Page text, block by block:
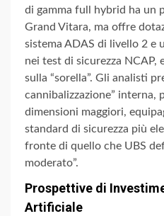
di gamma full hybrid ha un
Grand Vitara, ma offre
sistema ADAS di livello 2 e
nei test di sicurezza NCAP,
sulla “sorella”. Gli analisti
cannibalizzazione” interna,
dimensioni maggiori,
standard di sicurezza più
fronte di quello che UBS
moderato”.
Prospettive di
Artificiale